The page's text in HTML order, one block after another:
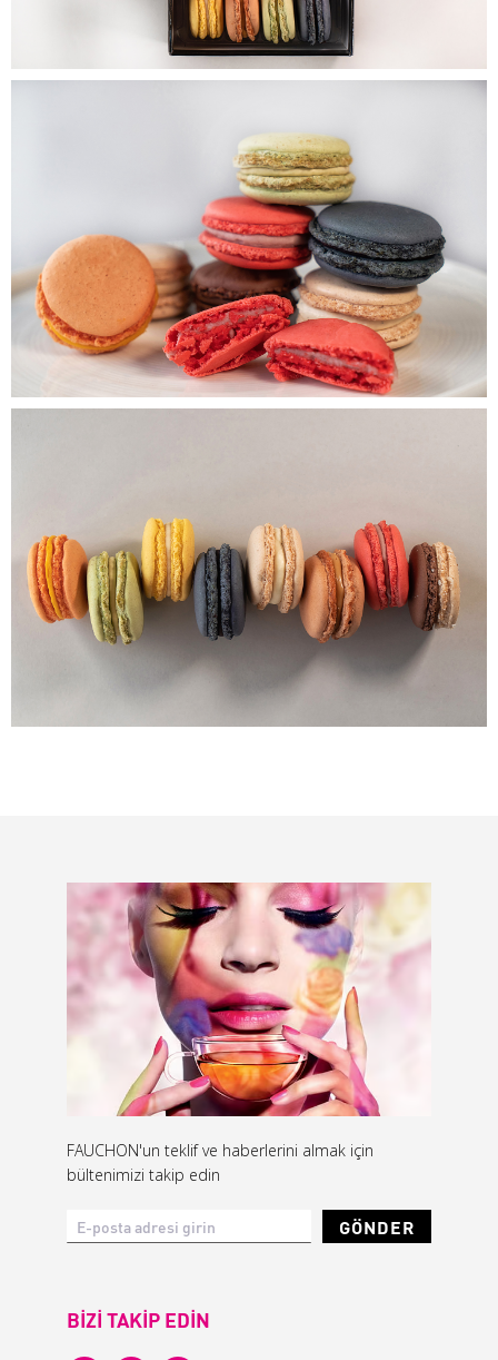
FAUCHON'un teklif ve haberlerini almak için
bültenimizi takip edin
GÖNDER
BİZİ TAKİP EDİN